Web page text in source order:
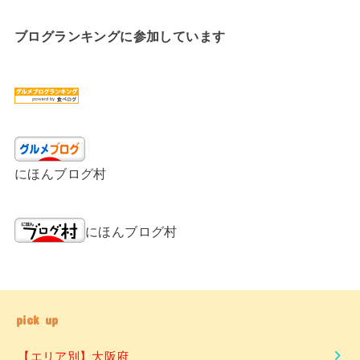
ブログランキングに参加しています
にほんブログ村
にほんブログ村
pick up
【エリア別】大阪府